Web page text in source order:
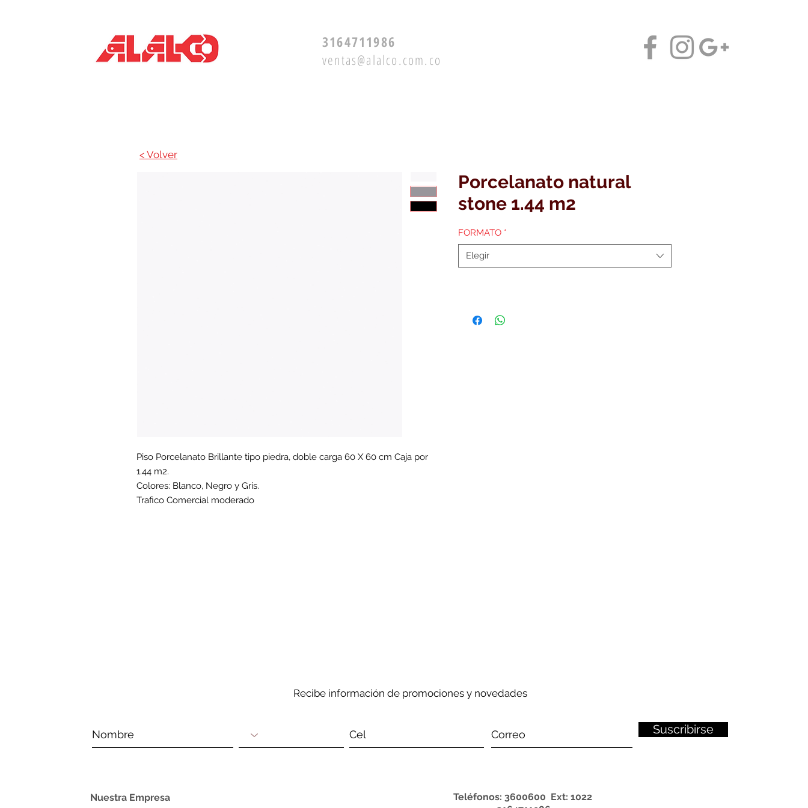
3164711986
ventas@alalco.com.co
Piso Porcelanato Brillante tipo piedra, doble carga 60 X 60 cm Caja por
1.44 m2.
Colores: Blanco, Negro y Gris.
Trafico Comercial moderado
Porcelanato natural
stone 1.44 m2
FORMATO *
Elegir
< Volver
Recibe información de promociones y novedades
Suscribirse
Nuestra Empresa
Teléfonos: 3600600 Ext: 1022